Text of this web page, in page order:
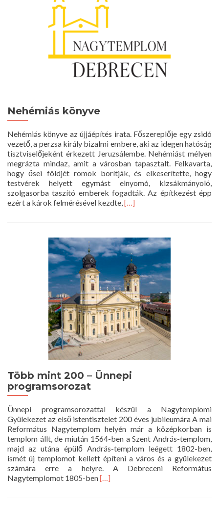
Nehémiás könyve
Nehémiás könyve az újjáépítés irata. Főszereplője egy zsidó
vezető, a perzsa király bizalmi embere, aki az idegen hatóság
tisztviselőjeként érkezett Jeruzsálembe. Nehémiást mélyen
megrázta mindaz, amit a városban tapasztalt. Felkavarta,
hogy ősei földjét romok borítják, és elkeserítette, hogy
testvérek helyett egymást elnyomó, kizsákmányoló,
szolgasorba taszító emberek fogadták. Az építkezést épp
ezért a károk felmérésével kezdte,Read
könyve
[…]
Több mint 200 – Ünnepi
programsorozat
Ünnepi programsorozattal készül a Nagytemplomi
Gyülekezet az első istentisztelet 200 éves jubileumára A mai
Református Nagytemplom helyén már a középkorban is
templom állt, de miután 1564-ben a Szent András-templom,
majd az utána épülő András-templom leégett 1802-ben,
ismét új templomot kellett építeni a város és a gyülekezet
számára erre a helyre. A Debreceni Református
Nagytemplomot 1805-benRead
[…]